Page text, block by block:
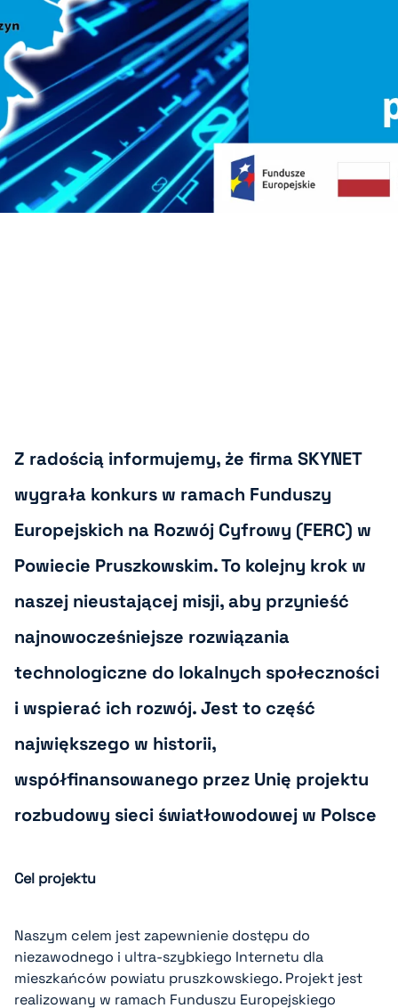
Z radością informujemy, że firma SKYNET
wygrała konkurs w ramach Funduszy
Europejskich na Rozwój Cyfrowy (FERC) w
Powiecie Pruszkowskim. To kolejny krok w
naszej nieustającej misji, aby przynieść
najnowocześniejsze rozwiązania
technologiczne do lokalnych społeczności
i wspierać ich rozwój. Jest to część
największego w historii,
współfinansowanego przez Unię projektu
rozbudowy sieci światłowodowej w Polsce
Cel projektu
Naszym celem jest zapewnienie dostępu do
niezawodnego i ultra-szybkiego Internetu dla
mieszkańców powiatu pruszkowskiego. Projekt jest
realizowany w ramach Funduszu Europejskiego